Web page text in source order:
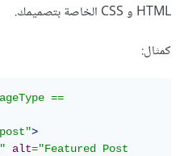
HTML و CSS الخاصة بتصميمك.
كمثال:
==
>
alt="Featured Post